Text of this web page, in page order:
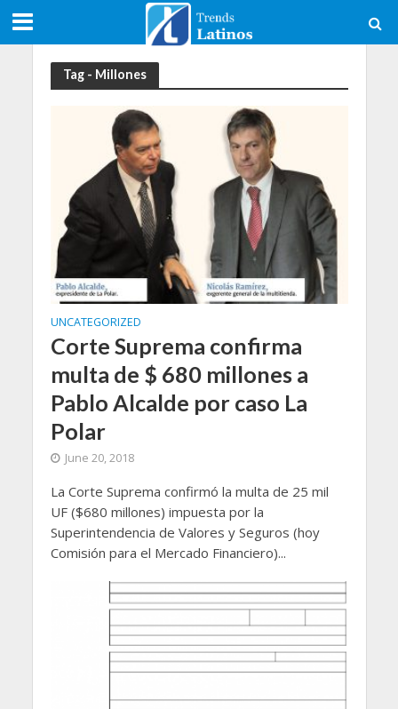
Tag - Millones
UNCATEGORIZED
Corte Suprema confirma
multa de $ 680 millones a
Pablo Alcalde por caso La
Polar
June 20, 2018
La Corte Suprema confirmó la multa de 25 mil
UF ($680 millones) impuesta por la
Superintendencia de Valores y Seguros (hoy
Comisión para el Mercado Financiero)...